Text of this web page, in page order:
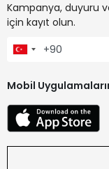
Kampanya, duyuru
için kayıt olun.
Mobil